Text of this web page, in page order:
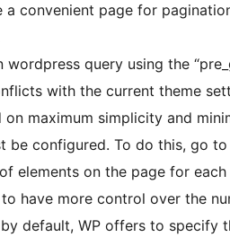
a convenient page for
query using the
with the current theme
maximum simplicity and
configured. To do this, go to
elements on the page for each
have more control over the
default, WP offers to specify